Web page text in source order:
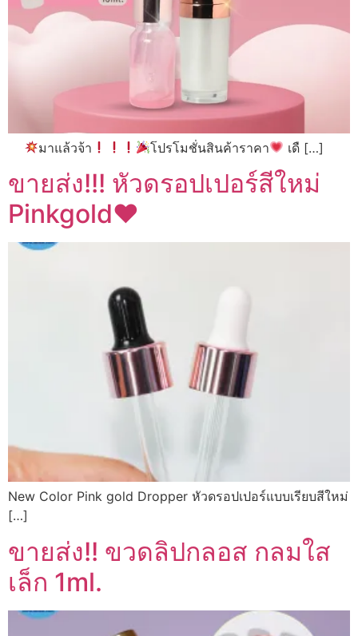
มาแล้วจ้า โปรโมชั่นสินค้าราคา เดื […]
ขายส่ง!!! หัวดรอปเปอร์สีใหม่
Pinkgold♥
New Color Pink gold Dropper หัวดรอปเปอร์แบบเรียบสีใหม่
[…]
ขายส่ง!! ขวดลิปกลอส กลมใส
เล็ก 1ml.